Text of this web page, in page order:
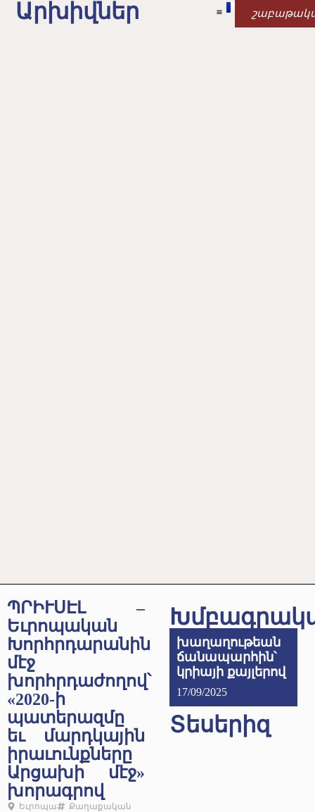
Արխիվներ
ՊՐԻՒՍԷԼ –
Եւրոպական
Խորհրդարանին
մէջ
խորհրդաժողով՝
«2020-ի
պատերազմը
եւ մարդկային
իրաւունքները
Արցախի մէջ»
խորագրով
Եւրոպա
Քաղաքական
խաղաղութեան
ճանապարհին՝
կրիայի քայլերով
17/09/2025
Տեսերիզ